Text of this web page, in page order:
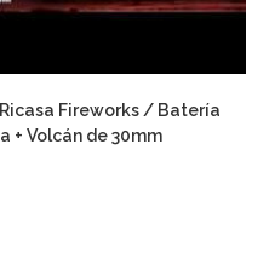
Fireworks / Batería
+ Volcán de 30mm